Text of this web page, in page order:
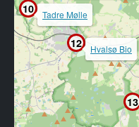
10
12
13
Tadre Mølle
Hvalsø Bio